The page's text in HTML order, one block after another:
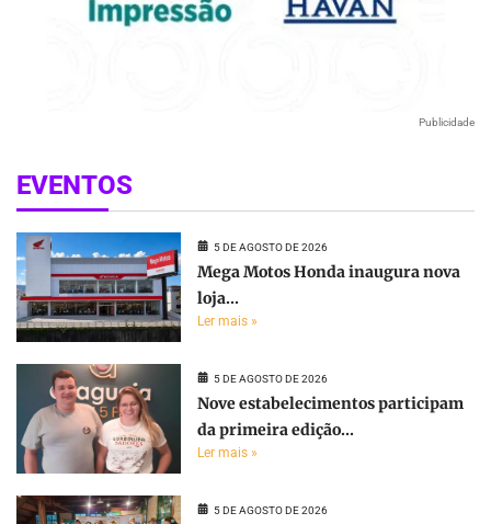
Publicidade
EVENTOS
5 DE AGOSTO DE 2026
Mega Motos Honda inaugura nova
loja...
Ler mais »
5 DE AGOSTO DE 2026
Nove estabelecimentos participam
da primeira edição...
Ler mais »
5 DE AGOSTO DE 2026